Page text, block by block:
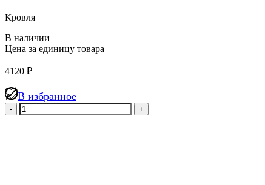
Кровля
В наличии
Цена за единицу товара
4120 ₽
В избранное
Количество
товара